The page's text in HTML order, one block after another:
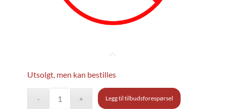
Utsolgt, men kan bestilles
Legg til tilbudsforespørsel